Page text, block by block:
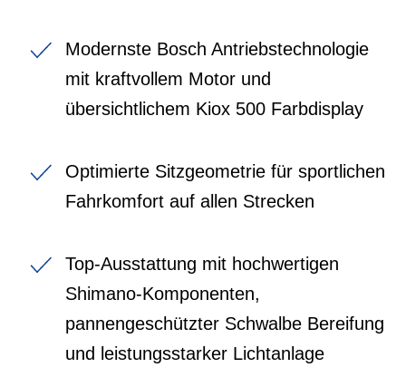
Modernste Bosch Antriebstechnologie
mit kraftvollem Motor und
übersichtlichem Kiox 500 Farbdisplay
Optimierte Sitzgeometrie für sportlichen
Fahrkomfort auf allen Strecken
Top-Ausstattung mit hochwertigen
Shimano-Komponenten,
pannengeschützter Schwalbe Bereifung
und leistungsstarker Lichtanlage